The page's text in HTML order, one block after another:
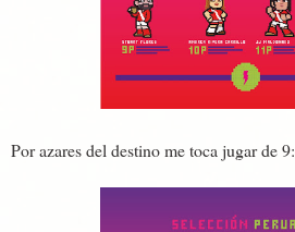
Por azares del destino me toca jugar de 9: